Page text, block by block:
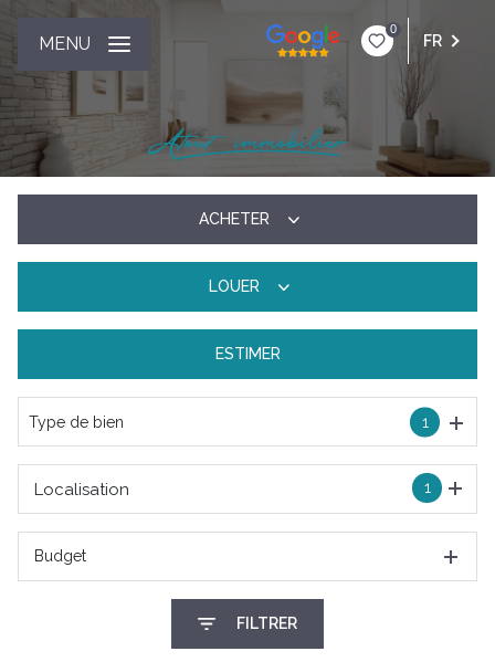
0
FR
MENU
ACHETER
LOUER
ESTIMER
Type de bien 1
1
Localisation
Budget
FILTRER